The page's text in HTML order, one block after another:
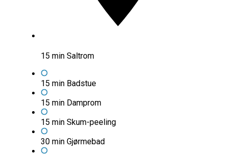
15 min Saltrom
15 min Badstue
15 min Damprom
15 min Skum-peeling
30 min Gjørmebad